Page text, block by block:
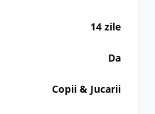
14 zile
Da
Copii & Jucarii